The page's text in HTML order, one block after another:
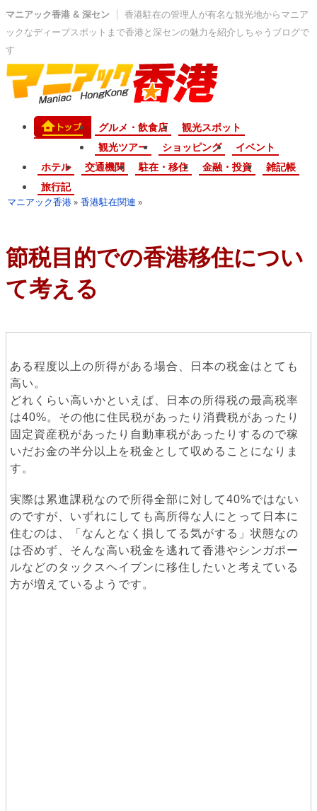
マニアック香港 & 深セン
香港駐在の管理人が有名な観光地からマニア
ックなディープスポットまで香港と深センの魅力を紹介しちゃうブログで
す
グルメ・飲食店
観光スポット
観光ツアー
ショッピング
イベント
ホテル
交通機関 駐在・移住 金融・投資
雑記帳
旅行記
マニアック香港 » 香港駐在関連 »
節税目的での香港移住につい
て考える
ある程度以上の所得がある場合、日本の税金はとても
高い。
どれくらい高いかといえば、日本の所得税の最高税率
は40%。その他に住民税があったり消費税があったり
固定資産税があったり自動車税があったりするので稼
いだお金の半分以上を税金として収めることになりま
す。
実際は累進課税なので所得全部に対して40%ではない
のですが、いずれにしても高所得な人にとって日本に
住むのは、「なんとなく損してる気がする」状態なの
は否めず、そんな高い税金を逃れて香港やシンガポー
ルなどのタックスヘイブンに移住したいと考えている
方が増えているようです。